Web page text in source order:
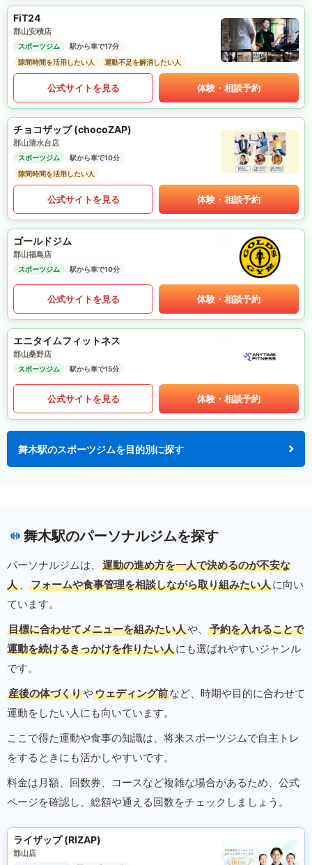
FiT24
郡山安積店
スポーツジム
駅から車で17分
隙間時間を活用したい人
運動不足を解消したい人
公式サイトを見る 体験・相談予約
チョコザップ (chocoZAP)
郡山清水台店
スポーツジム
駅から車で10分
隙間時間を活用したい人
公式サイトを見る 体験・相談予約
ゴールドジム
郡山福島店
スポーツジム 駅から車で10分
公式サイトを見る 体験・相談予約
エニタイムフィットネス
郡山桑野店
スポーツジム 駅から車で15分
公式サイトを見る 体験・相談予約
舞木駅のスポーツジムを目的別に探す
舞木駅のパーソナルジムを探す
パーソナルジムは、
運動の進め方を一人で決めるのが不安な
人 、 フォームや食事管理を相談しながら取り組みたい人に向い
ています。
目標に合わせてメニューを組みたい人や、
予約を入れることで
運動を続けるきっかけを作りたい人にも選ばれやすいジャンル
です。
産後の体づくりやウェディング前など、時期や目的に合わせて
運動をしたい人にも向いています。
ここで得た運動や食事の知識は、将来スポーツジムで自主トレ
をするときにも活かしやすいです。
料金は月額、回数券、コースなど複雑な場合があるため、公式
ページを確認し、総額や通える回数をチェックしましょう。
ライザップ (RIZAP)
郡山店